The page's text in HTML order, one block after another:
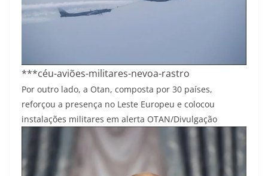
***céu-aviões-militares-nevoa-rastro
Por outro lado, a Otan, composta por 30 países,
reforçou a presença no Leste Europeu e colocou
instalações militares em alerta OTAN/Divulgação